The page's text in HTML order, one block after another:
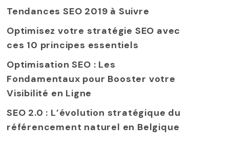
Tendances SEO 2019 à Suivre
Optimisez votre stratégie SEO avec
ces 10 principes essentiels
Optimisation SEO : Les
Fondamentaux pour Booster votre
Visibilité en Ligne
SEO 2.0 : L’évolution stratégique du
référencement naturel en Belgique